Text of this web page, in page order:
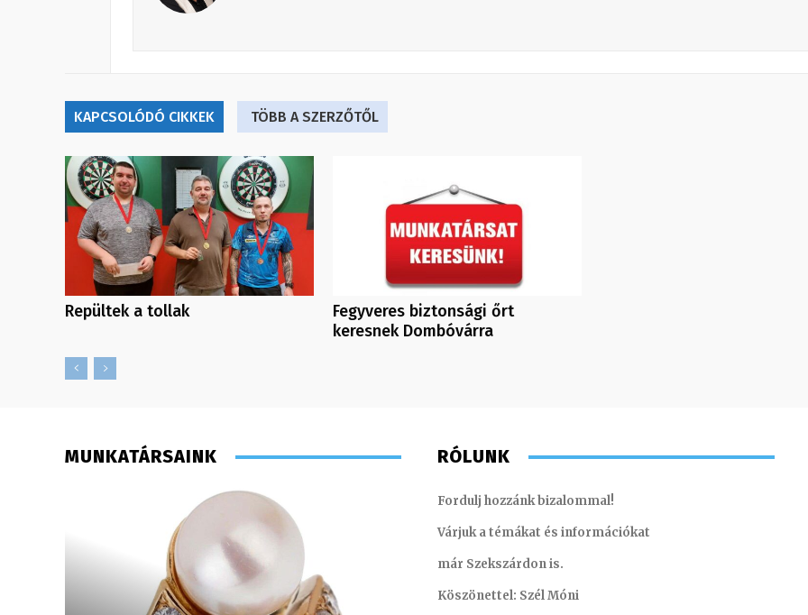
KAPCSOLÓDÓ CIKKEK TÖBB A SZERZŐTŐL
Repültek a tollak
Fegyveres biztonsági őrt
keresnek Dombóvárra
MUNKATÁRSAINK RÓLUNK
Fordulj hozzánk bizalommal!
Várjuk a témákat és információkat
már Szekszárdon is.
Köszönettel: Szél Móni